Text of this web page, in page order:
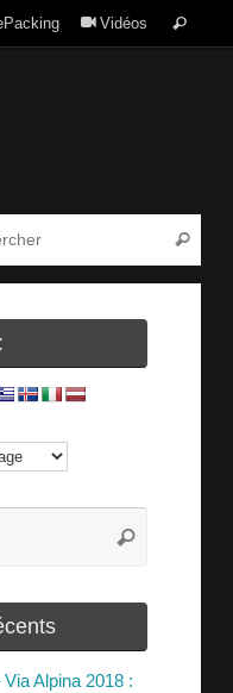
Vidéos
Alpina 2018 :